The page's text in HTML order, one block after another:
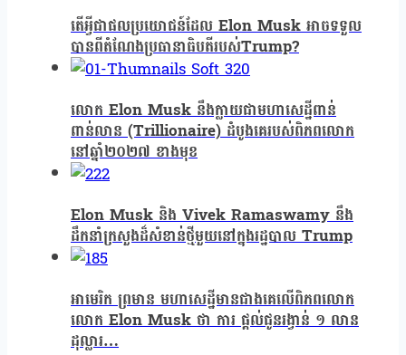
តើអ្វីជាផលប្រយោជន៍ដែល Elon Musk អាចទទួល
បានពីតំណែងប្រធានាធិបតីរបស់Trump?
លោក Elon Musk នឹងក្លាយជាមហាសេដ្ឋីពាន់
ពាន់លាន (Trillionaire) ដំបូងគេរបស់ពិភពលោក
នៅឆ្នាំ២០២៧ ខាងមុខ
Elon Musk និង Vivek Ramaswamy នឹង
ដឹកនាំក្រសួងដ៏សំខាន់ថ្មីមួយនៅក្នុងរដ្ឋបាល Trump
អាមេរិក ព្រមាន មហាសេដ្ឋីមានជាងគេលើពិភពលោក
លោក Elon Musk ថា ការ ផ្តល់ជូនរង្វាន់ ១ លាន
ដុល្លារ…